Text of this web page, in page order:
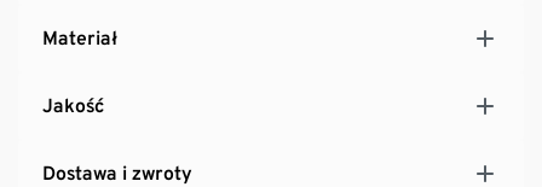
Materiał
Jakość
Dostawa i zwroty